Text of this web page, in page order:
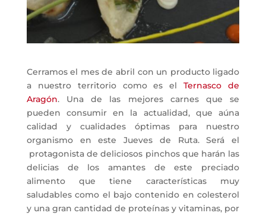
Cerramos el mes de abril con un producto ligado
a nuestro territorio como es elTernasco de
Aragón. Una de las mejores carnes que se
pueden consumir en la actualidad, que aúna
calidad y cualidades óptimas para nuestro
organismo en este Jueves de Ruta. Será el
protagonista de deliciosos pinchos que harán las
delicias de los amantes de este preciado
alimento que tiene características muy
saludables como el bajo contenido en colesterol
y una gran cantidad de proteínas y vitaminas, por